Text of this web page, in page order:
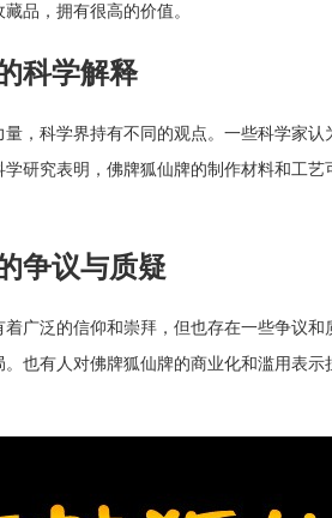
品，拥有很高的价值。
科学解释
，科学界持有不同的观点。一些科学家
研究表明，佛牌狐仙牌的制作材料和工
争议与质疑
着广泛的信仰和崇拜，但也存在一些争议
也有人对佛牌狐仙牌的商业化和滥用表